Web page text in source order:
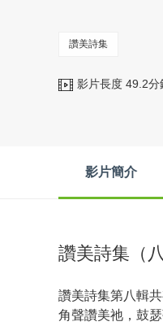
讚美詩集
影片長度 49.2分
影片簡介
讚美詩集（八
讚美詩集第八輯
角聲讚美祂，鼓